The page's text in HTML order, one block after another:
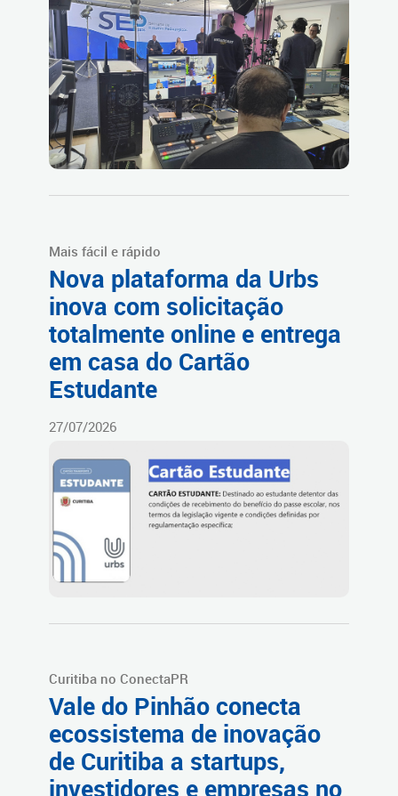
Mais fácil e rápido
Nova plataforma da Urbs
inova com solicitação
totalmente online e entrega
em casa do Cartão
Estudante
27/07/2026
Curitiba no ConectaPR
Vale do Pinhão conecta
ecossistema de inovação
de Curitiba a startups,
investidores e empresas no